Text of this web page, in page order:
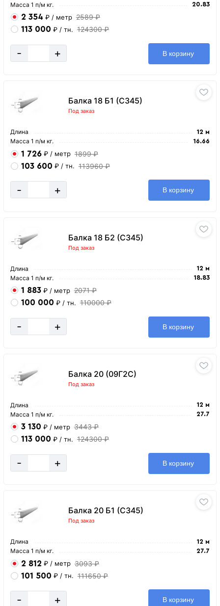
Масса 1 п/м кг. 20.83
2 354 ₽ / метр 2589 ₽
113 000 ₽ / тн. 124300 ₽
- + В корзину
Балка 18 Б1 (С345)
Под заказ
Длина 12 м
Масса 1 п/м кг. 16.66
1 726 ₽ / метр 1899 ₽
103 600 ₽ / тн. 113960 ₽
- + В корзину
Балка 18 Б2 (С345)
Под заказ
Длина 12 м
Масса 1 п/м кг. 18.83
1 883 ₽ / метр 2071 ₽
100 000 ₽ / тн. 110000 ₽
- + В корзину
Балка 20 (09Г2С)
Под заказ
Длина 12 м
Масса 1 п/м кг. 27.7
3 130 ₽ / метр 3443 ₽
113 000 ₽ / тн. 124300 ₽
- + В корзину
Балка 20 Б1 (С345)
Под заказ
Длина 12 м
Масса 1 п/м кг. 27.7
2 812 ₽ / метр 3093 ₽
101 500 ₽ / тн. 111650 ₽
- + В корзину